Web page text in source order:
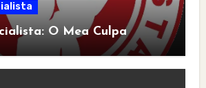
O Mea Culpa